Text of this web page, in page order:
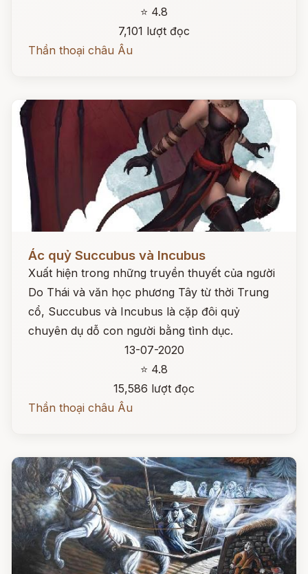
⭐ 4.8
7,101 lượt đọc
Thần thoại châu Âu
Đọc ngay
Ác quỷ Succubus và Incubus
Xuất hiện trong những truyền thuyết của người
Do Thái và văn học phương Tây từ thời Trung
cổ, Succubus và Incubus là cặp đôi quỷ
chuyên dụ dỗ con người bằng tình dục.
13-07-2020
⭐ 4.8
15,586 lượt đọc
Thần thoại châu Âu